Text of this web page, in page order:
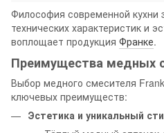
Философия современной кухни
технических характеристик и
воплощает продукция Франке.
Преимущества медных
Выбор медного смесителя
ключевых преимуществ:
Эстетика и уникальный